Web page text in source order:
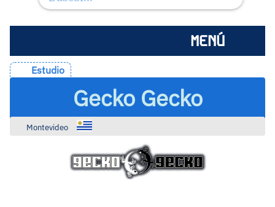
MENÚ
Estudio
Gecko Gecko
Montevideo